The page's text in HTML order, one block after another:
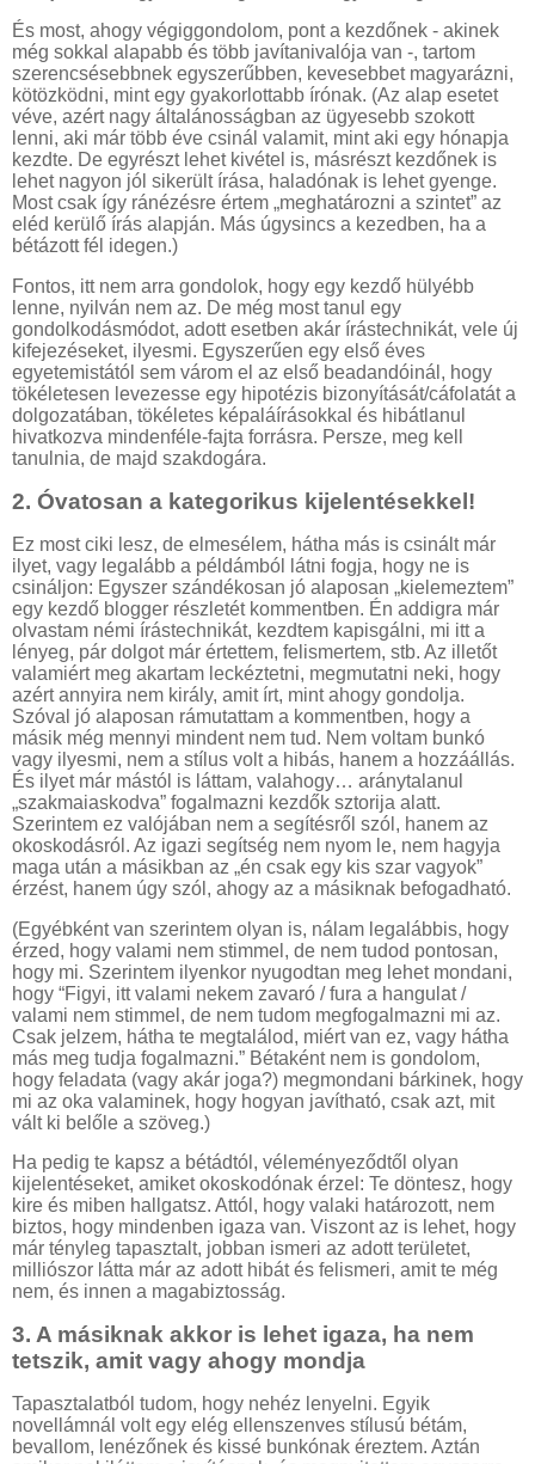
És most, ahogy végiggondolom, pont a kezdőnek - akinek
még sokkal alapabb és több javítanivalója van -, tartom
szerencsésebbnek egyszerűbben, kevesebbet magyarázni,
kötözködni, mint egy gyakorlottabb írónak. (Az alap esetet
véve, azért nagy általánosságban az ügyesebb szokott
lenni, aki már több éve csinál valamit, mint aki egy hónapja
kezdte. De egyrészt lehet kivétel is, másrészt kezdőnek is
lehet nagyon jól sikerült írása, haladónak is lehet gyenge.
Most csak így ránézésre értem „meghatározni a szintet” az
eléd kerülő írás alapján. Más úgysincs a kezedben, ha a
bétázott fél idegen.)
Fontos, itt nem arra gondolok, hogy egy kezdő hülyébb
lenne, nyilván nem az. De még most tanul egy
gondolkodásmódot, adott esetben akár írástechnikát, vele új
kifejezéseket, ilyesmi. Egyszerűen egy első éves
egyetemistától sem várom el az első beadandóinál, hogy
tökéletesen levezesse egy hipotézis bizonyítását/cáfolatát a
dolgozatában, tökéletes képaláírásokkal és hibátlanul
hivatkozva mindenféle-fajta forrásra. Persze, meg kell
tanulnia, de majd szakdogára.
2. Óvatosan a kategorikus kijelentésekkel!
Ez most ciki lesz, de elmesélem, hátha más is csinált már
ilyet, vagy legalább a példámból látni fogja, hogy ne is
csináljon: Egyszer szándékosan jó alaposan „kielemeztem”
egy kezdő blogger részletét kommentben. Én addigra már
olvastam némi írástechnikát, kezdtem kapisgálni, mi itt a
lényeg, pár dolgot már értettem, felismertem, stb. Az illetőt
valamiért meg akartam leckéztetni, megmutatni neki, hogy
azért annyira nem király, amit írt, mint ahogy gondolja.
Szóval jó alaposan rámutattam a kommentben, hogy a
másik még mennyi mindent nem tud. Nem voltam bunkó
vagy ilyesmi, nem a stílus volt a hibás, hanem a hozzáállás.
És ilyet már mástól is láttam, valahogy… aránytalanul
„szakmaiaskodva” fogalmazni kezdők sztorija alatt.
Szerintem ez valójában nem a segítésről szól, hanem az
okoskodásról. Az igazi segítség nem nyom le, nem hagyja
maga után a másikban az „én csak egy kis szar vagyok”
érzést, hanem úgy szól, ahogy az a másiknak befogadható.
(Egyébként van szerintem olyan is, nálam legalábbis, hogy
érzed, hogy valami nem stimmel, de nem tudod pontosan,
hogy mi. Szerintem ilyenkor nyugodtan meg lehet mondani,
hogy “Figyi, itt valami nekem zavaró / fura a hangulat /
valami nem stimmel, de nem tudom megfogalmazni mi az.
Csak jelzem, hátha te megtalálod, miért van ez, vagy hátha
más meg tudja fogalmazni.” Bétaként nem is gondolom,
hogy feladata (vagy akár joga?) megmondani bárkinek, hogy
mi az oka valaminek, hogy hogyan javítható, csak azt, mit
vált ki belőle a szöveg.)
Ha pedig te kapsz a bétádtól, véleményeződtől olyan
kijelentéseket, amiket okoskodónak érzel: Te döntesz, hogy
kire és miben hallgatsz. Attól, hogy valaki határozott, nem
biztos, hogy mindenben igaza van. Viszont az is lehet, hogy
már tényleg tapasztalt, jobban ismeri az adott területet,
milliószor látta már az adott hibát és felismeri, amit te még
nem, és innen a magabiztosság.
3. A másiknak akkor is lehet igaza, ha nem
tetszik, amit vagy ahogy mondja
Tapasztalatból tudom, hogy nehéz lenyelni. Egyik
novellámnál volt egy elég ellenszenves stílusú bétám,
bevallom, lenézőnek és kissé bunkónak éreztem. Aztán